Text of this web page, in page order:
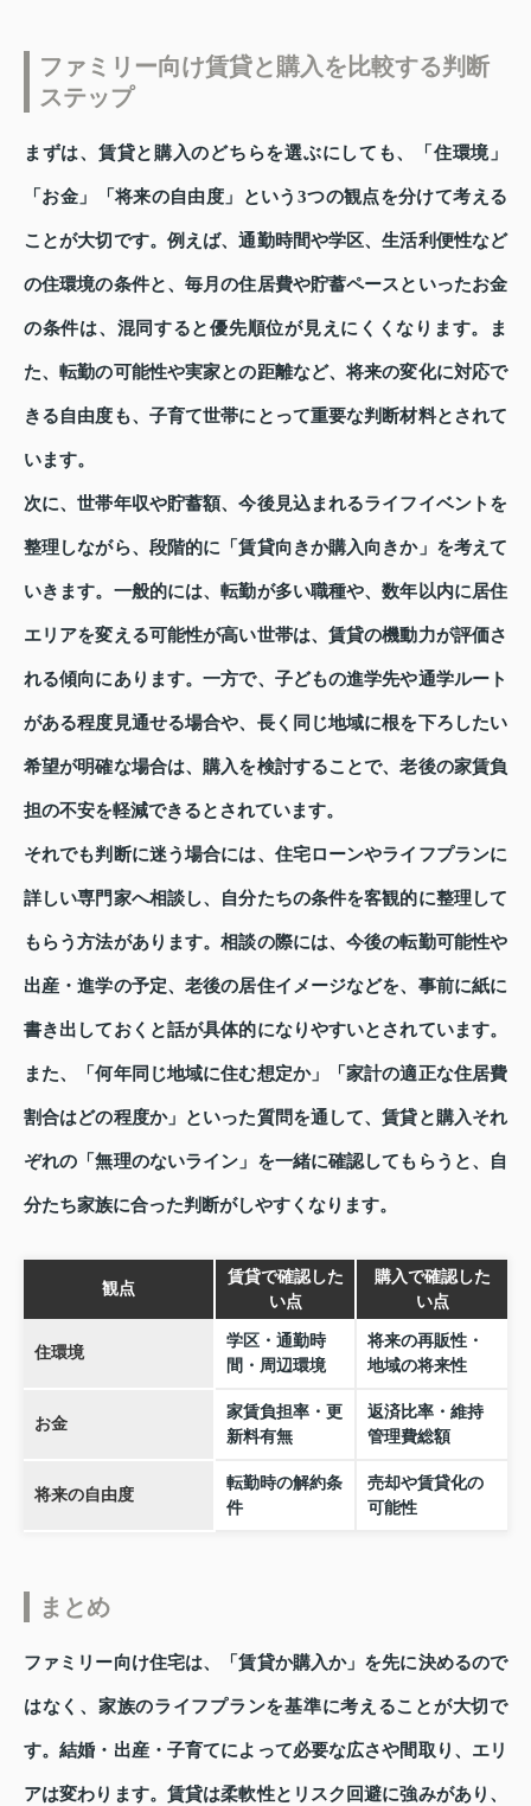
ファミリー向け賃貸と購入を比較する判断
ステップ
まずは、賃貸と購入のどちらを選ぶにしても、「住環境」
「お金」「将来の自由度」という3つの観点を分けて考える
ことが大切です。例えば、通勤時間や学区、生活利便性など
の住環境の条件と、毎月の住居費や貯蓄ペースといったお金
の条件は、混同すると優先順位が見えにくくなります。ま
た、転勤の可能性や実家との距離など、将来の変化に対応で
きる自由度も、子育て世帯にとって重要な判断材料とされて
います。
次に、世帯年収や貯蓄額、今後見込まれるライフイベントを
整理しながら、段階的に「賃貸向きか購入向きか」を考えて
いきます。一般的には、転勤が多い職種や、数年以内に居住
エリアを変える可能性が高い世帯は、賃貸の機動力が評価さ
れる傾向にあります。一方で、子どもの進学先や通学ルート
がある程度見通せる場合や、長く同じ地域に根を下ろしたい
希望が明確な場合は、購入を検討することで、老後の家賃負
担の不安を軽減できるとされています。
それでも判断に迷う場合には、住宅ローンやライフプランに
詳しい専門家へ相談し、自分たちの条件を客観的に整理して
もらう方法があります。相談の際には、今後の転勤可能性や
出産・進学の予定、老後の居住イメージなどを、事前に紙に
書き出しておくと話が具体的になりやすいとされています。
また、「何年同じ地域に住む想定か」「家計の適正な住居費
割合はどの程度か」といった質問を通して、賃貸と購入それ
ぞれの「無理のないライン」を一緒に確認してもらうと、自
分たち家族に合った判断がしやすくなります。
観点
賃貸で確認した
い点
購入で確認した
い点
住環境
学区・通勤時
間・周辺環境
将来の再販性・
地域の将来性
お金
家賃負担率・更
新料有無
返済比率・維持
管理費総額
将来の自由度
転勤時の解約条
件
売却や賃貸化の
可能性
まとめ
ファミリー向け住宅は、「賃貸か購入か」を先に決めるので
はなく、家族のライフプランを基準に考えることが大切で
す。結婚・出産・子育てによって必要な広さや間取り、エリ
アは変わります。賃貸は柔軟性とリスク回避に強みがあり、